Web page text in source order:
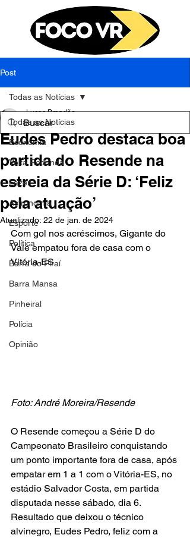
Post
Todas as Notícias
Economia
Volta Redonda
Lazer
Astronomia
Esporte
Política
Barra do Piraí
Barra Mansa
Pinheiral
Polícia
Opinião
Todas as Notícias
Eudes Pedro destaca boa
partida do Resende na
estreia da Série D: ‘Feliz
pela atuação’
Lucas Brandão
8 de mai. de 2023
Atualizado: 22 de jan. de 2024
Com gol nos acréscimos, Gigante do
Vale empatou fora de casa com o
Vitória-ES
Foto: André Moreira/Resende
O Resende começou a Série D do
Campeonato Brasileiro conquistando
um ponto importante fora de casa, após
empatar em 1 a 1 com o Vitória-ES, no
estádio Salvador Costa, em partida
disputada nesse sábado, dia 6.
Resultado que deixou o técnico
alvinegro, Eudes Pedro, feliz com a